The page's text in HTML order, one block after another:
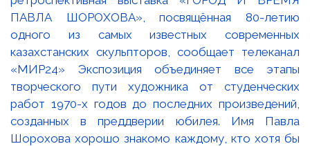
ПАВЛА ШОРОХОВА», посвящённая 80-летию
одного из самых известных современных
казахстанских скульпторов, сообщает телеканал
«МИР24» Экспозиция объединяет все этапы
творческого пути художника от студенческих
работ 1970-х годов до последних произведений,
созданных в преддверии юбилея. Имя Павла
Шорохова хорошо знакомо каждому, кто хотя бы